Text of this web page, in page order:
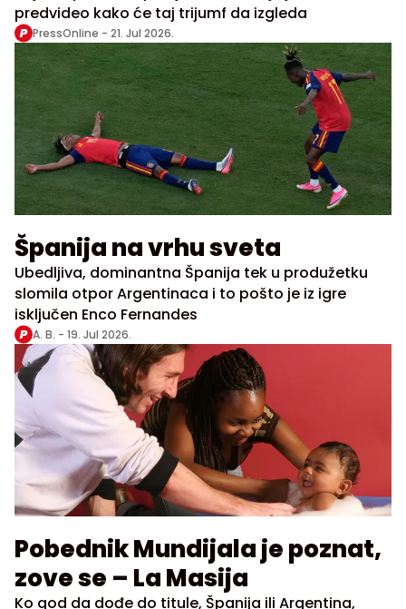
predvideo kako će taj trijumf da izgleda
PressOnline - 21. Jul 2026.
Španija na vrhu sveta
Ubedljiva, dominantna Španija tek u produžetku
slomila otpor Argentinaca i to pošto je iz igre
isključen Enco Fernandes
A. B. - 19. Jul 2026.
Pobednik Mundijala je poznat,
zove se – La Masija
Ko god da dođe do titule, Španija ili Argentina,